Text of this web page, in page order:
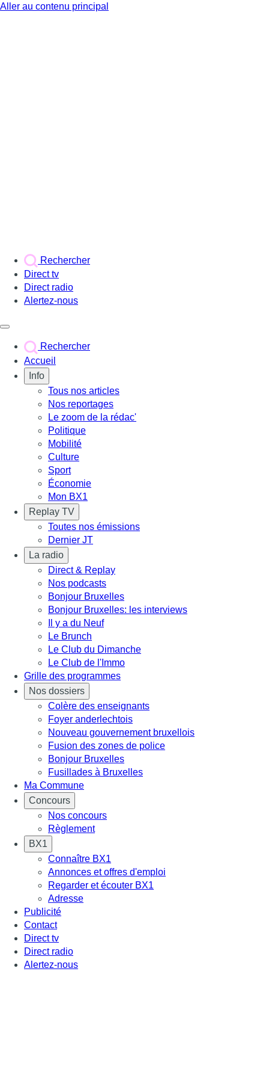
Aller au contenu principal
Rechercher
Direct tv
Direct radio
Alertez-nous
Rechercher
Accueil
Info
Tous nos articles
Nos reportages
Le zoom de la rédac'
Politique
Mobilité
Culture
Sport
Économie
Mon BX1
Replay TV
Toutes nos émissions
Dernier JT
La radio
Direct & Replay
Nos podcasts
Bonjour Bruxelles
Bonjour Bruxelles: les interviews
Il y a du Neuf
Le Brunch
Le Club du Dimanche
Le Club de l'Immo
Grille des programmes
Nos dossiers
Colère des enseignants
Foyer anderlechtois
Nouveau gouvernement bruxellois
Fusion des zones de police
Bonjour Bruxelles
Fusillades à Bruxelles
Ma Commune
Concours
Nos concours
Règlement
BX1
Connaître BX1
Annonces et offres d'emploi
Regarder et écouter BX1
Adresse
Publicité
Contact
Direct tv
Direct radio
Alertez-nous